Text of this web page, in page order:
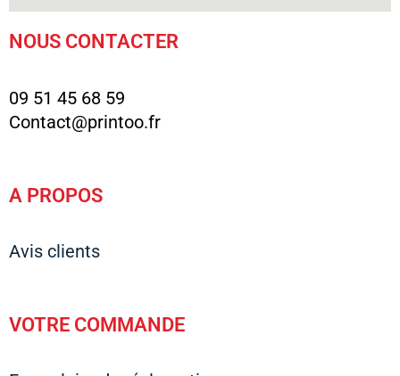
VOTRE COMMANDE
NOUS CONTACTER
09 51 45 68 59
Contact@printoo.fr
A PROPOS
Avis clients